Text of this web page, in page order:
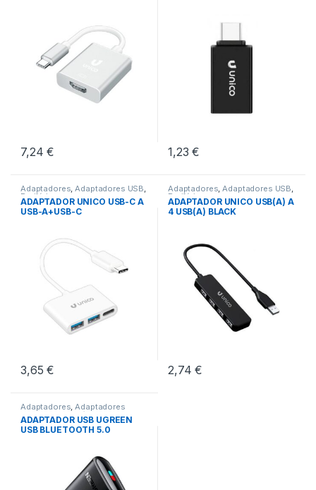
7,24€ 1,23€
Adaptadores,Adaptadores USB,
Periféricos
ADAPTADOR UNICO USB-C A
USB-A+USB-C
3,65€
Adaptadores,Adaptadores USB,
Periféricos
ADAPTADOR UNICO USB(A) A
4 USB(A) BLACK
2,74€
Adaptadores,Adaptadores
Bluetooth, Periféricos
ADAPTADOR USB UGREEN
USB BLUETOOTH 5.0